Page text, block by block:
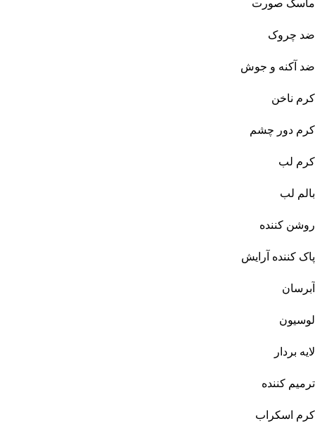
ماسک صورت
ضد چروک
ضد آکنه و جوش
کرم ناخن
کرم دور چشم
کرم لب
بالم لب
روشن کننده
پاک کننده آرایش
آبرسان
لوسیون
لایه بردار
ترمیم کننده
کرم اسکراب